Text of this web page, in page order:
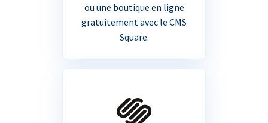
ou une boutique en ligne
gratuitement avec le CMS
Square.